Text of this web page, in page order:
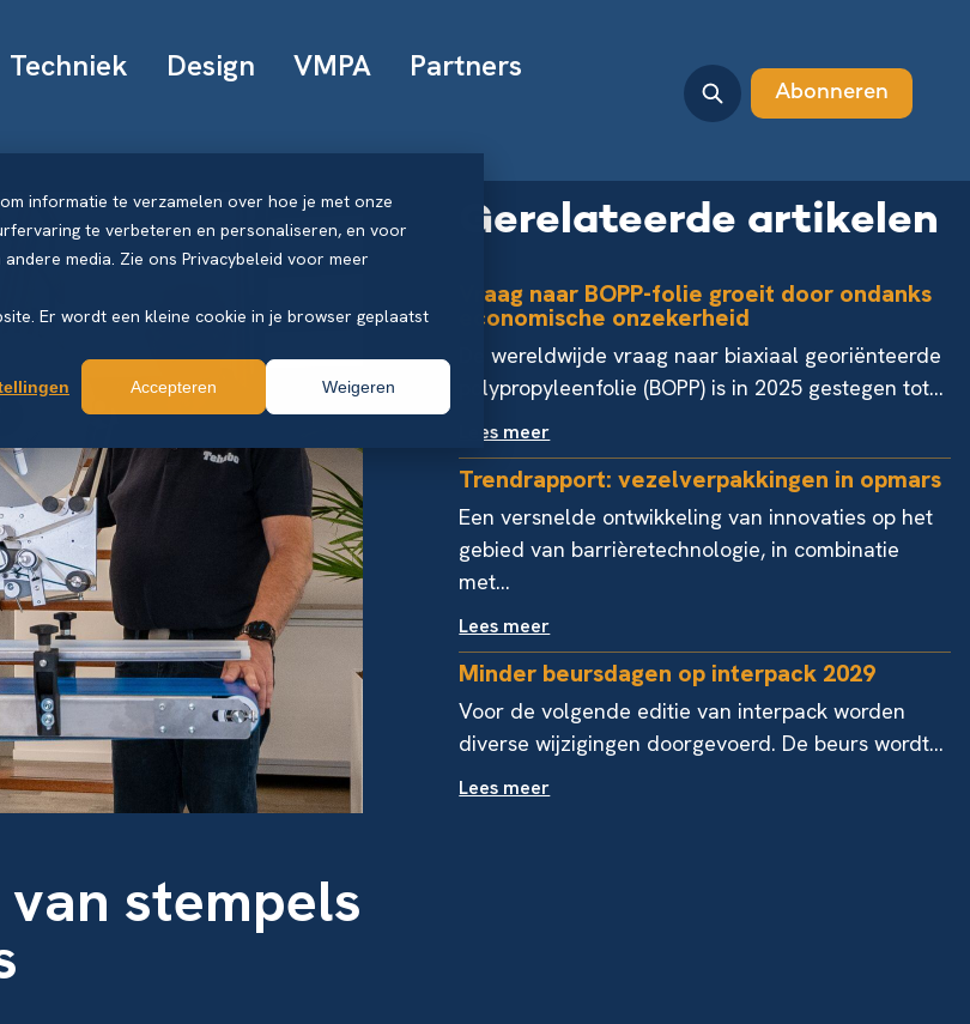
informatie te verzamelen over hoe je met onze
te verbeteren en personaliseren, en voor
media. Zie ons Privacybeleid voor meer
Er wordt een kleine cookie in je browser geplaatst
Accepteren Weigeren
Techniek Design VMPA
Partners
Abonneren
stempels
Gerelateerde artikelen
Vraag naar BOPP-folie groeit door ondanks
economische onzekerheid
De wereldwijde vraag naar biaxiaal georiënteerde
polypropyleenfolie (BOPP) is in 2025 gestegen tot...
Lees meer
Trendrapport: vezelverpakkingen in opmars
Een versnelde ontwikkeling van innovaties op het
gebied van barrièretechnologie, in combinatie
met...
Lees meer
Minder beursdagen op interpack 2029
Voor de volgende editie van interpack worden
diverse wijzigingen doorgevoerd. De beurs wordt...
Lees meer